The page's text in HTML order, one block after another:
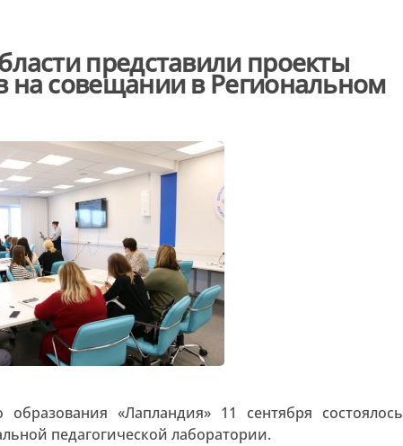
представили проекты
на совещании в Региональном
«Лапландия» 11 сентября состоялось
педагогической лаборатории.